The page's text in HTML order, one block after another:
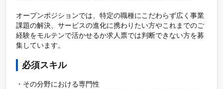
オープンポジションでは、特定の職種にこだわらず広く事業
課題の解決、サービスの進化に携わりたい方やこれまでのご
経験をモルテンで活かせるか求人票では判断できない方を募
集しています。
必須スキル
・その分野における専門性